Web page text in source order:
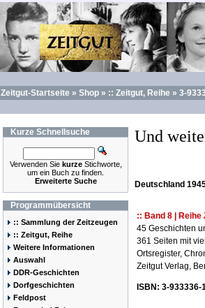
Zeitgut-Startseite » Shop » :: Zeitgut, Reihe » 3-
Kurze Schnellsuche
Verwenden Sie kurzeStichworte,
um ein Buch zu finden.
Erweiterte Suche
Programmübersicht
:: Sammlung der Zeitzeugen
:: Zeitgut, Reihe
Weitere Informationen
Auswahl
DDR-Geschichten
Dorfgeschichten
Feldpost
Und
Deutschland
:: Band 8 | Reihe
45 Geschichten
361 Seiten mit
Ortsregister,
Zeitgut Verlag,
ISBN: 3-933336-